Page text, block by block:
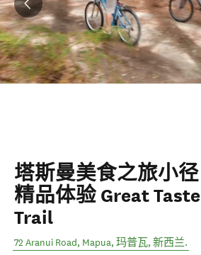
塔斯曼美食之旅小径
精品体验 Great Taste
Trail
72 Aranui Road, Mapua, 玛普瓦, 新西兰.